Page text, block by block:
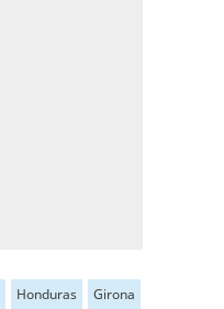
Honduras Girona